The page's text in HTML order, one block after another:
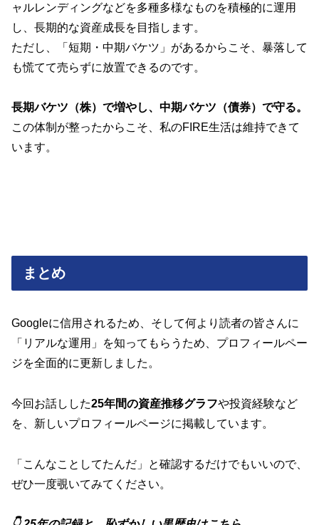
ャルレンディングなどを多種多様なものを積極的に運用
し、長期的な資産成長を目指します。
ただし、「短期・中期バケツ」があるからこそ、暴落して
も慌てて売らずに放置できるのです。
長期バケツ（株）で増やし、中期バケツ（債券）で守る。
この体制が整ったからこそ、私のFIRE生活は維持できて
います。
まとめ
Googleに信用されるため、そして何より読者の皆さんに
「リアルな運用」を知ってもらうため、プロフィールペー
ジを全面的に更新しました。
今回お話しした25年間の資産推移グラフや投資経験など
を、新しいプロフィールページに掲載しています。
「こんなことしてたんだ」と確認するだけでもいいので、
ぜひ一度覗いてみてください。